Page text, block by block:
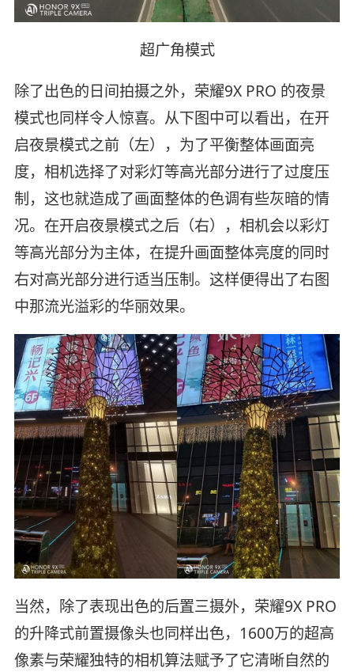
超广角模式
除了出色的日间拍摄之外，荣耀9X PRO 的夜景
模式也同样令人惊喜。从下图中可以看出，在开
启夜景模式之前（左），为了平衡整体画面亮
度，相机选择了对彩灯等高光部分进行了过度压
制，这也就造成了画面整体的色调有些灰暗的情
况。在开启夜景模式之后（右），相机会以彩灯
等高光部分为主体，在提升画面整体亮度的同时
右对高光部分进行适当压制。这样便得出了右图
中那流光溢彩的华丽效果。
当然，除了表现出色的后置三摄外，荣耀9X PRO
的升降式前置摄像头也同样出色，1600万的超高
像素与荣耀独特的相机算法赋予了它清晰自然的